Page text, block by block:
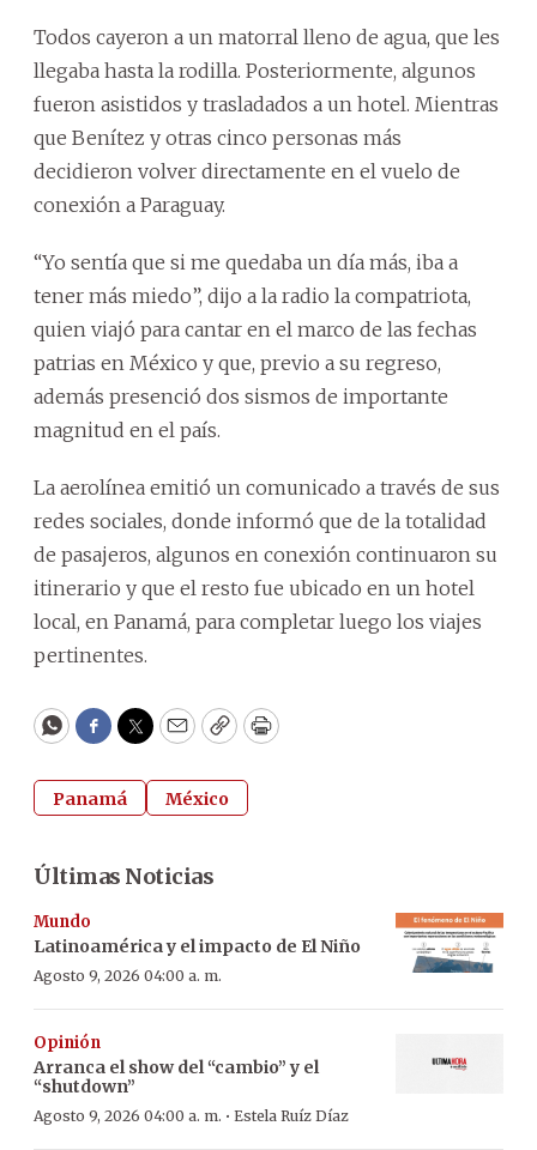
Todos cayeron a un matorral lleno de agua, que les
llegaba hasta la rodilla. Posteriormente, algunos
fueron asistidos y trasladados a un hotel. Mientras
que Benítez y otras cinco personas más
decidieron volver directamente en el vuelo de
conexión a Paraguay.
“Yo sentía que si me quedaba un día más, iba a
tener más miedo”, dijo a la radio la compatriota,
quien viajó para cantar en el marco de las fechas
patrias en México y que, previo a su regreso,
además presenció dos sismos de importante
magnitud en el país.
La aerolínea emitió un comunicado a través de sus
redes sociales, donde informó que de la totalidad
de pasajeros, algunos en conexión continuaron su
itinerario y que el resto fue ubicado en un hotel
local, en Panamá, para completar luego los viajes
pertinentes.
WhatsApp
Facebook
Twitter
EmailCopyPrint
Panamá México
Últimas Noticias
Mundo
Latinoamérica y el impacto de El Niño
Agosto 9, 2026 04:00 a. m.
Opinión
Arranca el show del “cambio” y el
“shutdown”
Agosto 9, 2026 04:00 a. m. · Estela Ruíz Díaz